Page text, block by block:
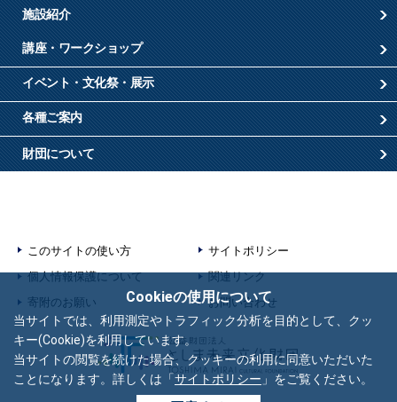
Cookieの使用について
当サイトでは、利用測定やトラフィック分析を目的として、クッ
キー(Cookie)を利用しています。
当サイトの閲覧を続けた場合、クッキーの利用に同意いただいた
ことになります。詳しくは「サイトポリシー 」をご覧ください。
施設紹介
講座・ワークショップ
イベント・文化祭・展示
各種ご案内
財団について
このサイトの使い方
サイトポリシー
個人情報保護について
関連リンク
寄附のお願い
お問い合わせ